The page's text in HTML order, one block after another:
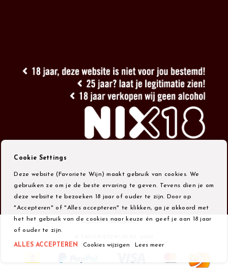
Algemene Voorwaarden
Cookie Settings
Deze website (Favoriete Wijn) maakt gebruik van cookies. We
gebruiken ze om je de beste ervaring te geven. Tevens dien je om
deze website te bezoeken 18 jaar of ouder te zijn. Door op
"Accepteren" of "Alles accepteren" te klikken, ga je akkoord met
het het gebruik van de cookies naar keuze én geef je aan 18 jaar
of ouder te zijn.
ALLES ACCEPTEREN Cookies wijzigen Lees meer